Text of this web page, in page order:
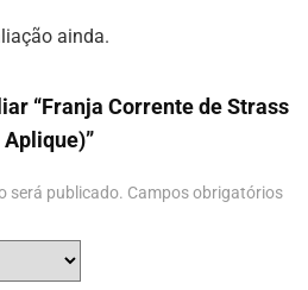
ainda.
“Franja Corrente de Strass
será publicado. Campos obrigatórios